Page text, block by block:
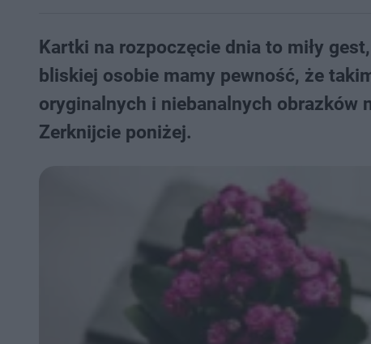
Kartki na rozpoczęcie dnia to miły
bliskiej osobie mamy pewność, że
oryginalnych i niebanalnych obrazków
Zerknijcie poniżej.